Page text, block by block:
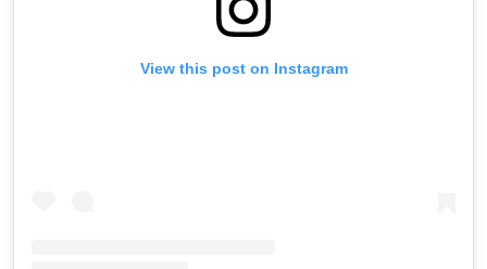
View this post on Instagram